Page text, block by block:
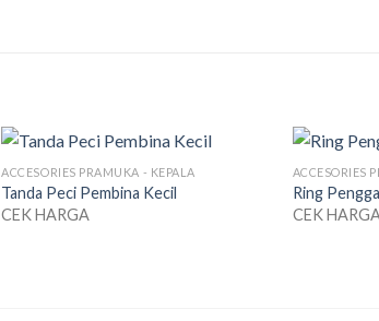
ACCESORIES PRAMUKA - KEPALA
Tanda Peci Pembina Kecil
CEK HARGA
ACCESORIES
Ring
CEK HARGA